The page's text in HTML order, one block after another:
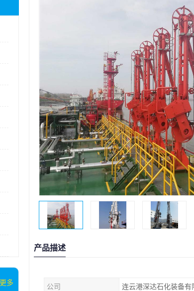
更多
产品描述
公司 连云港深达石化装备有